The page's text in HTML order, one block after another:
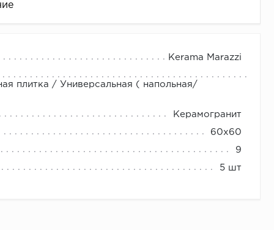
Kerama Marazzi
плитка / Универсальная ( напольная/
Керамогранит
60x60
9
5 шт